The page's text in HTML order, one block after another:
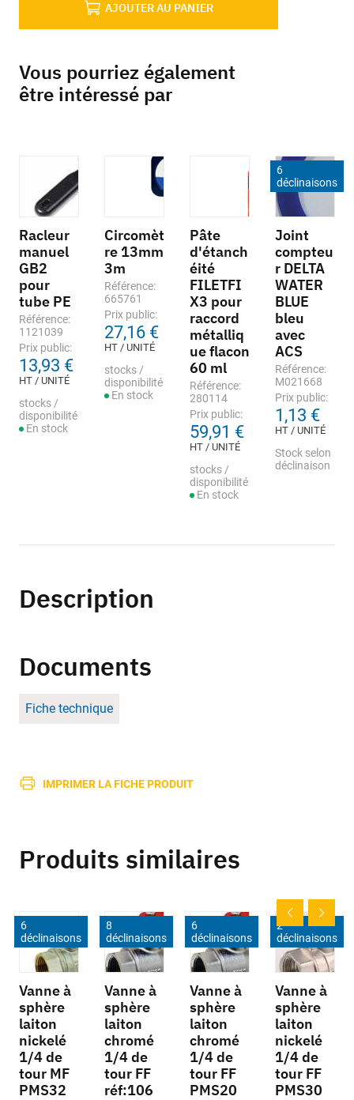
AJOUTER AU PANIER
Vous pourriez également
être intéressé par
Racleur
manuel
GB2
pour
tube PE
Référence:
1121039
Prix public:
13,93 €
HT / UNITÉ
stocks /
disponibilité
En stock
Circomèt
re 13mm
3m
Référence:
665761
Prix public:
27,16 €
HT / UNITÉ
stocks /
disponibilité
En stock
Pâte
d'étanch
éité
FILETFI
X3 pour
raccord
métalliq
ue flacon
60 ml
Référence:
280114
Prix public:
59,91 €
HT / UNITÉ
stocks /
disponibilité
En stock
6
déclinaisons
Joint
compteu
r DELTA
WATER
BLUE
bleu
avec
ACS
Référence:
M021668
Prix public:
1,13 €
HT / UNITÉ
Stock selon
déclinaison
Description
Documents
Fiche technique
IMPRIMER LA FICHE PRODUIT
Produits similaires
6
déclinaisons
Vanne à
sphère
laiton
nickelé
1/4 de
tour MF
PMS32
8
déclinaisons
Vanne à
sphère
laiton
chromé
1/4 de
tour FF
réf:106
6
déclinaisons
Vanne à
sphère
laiton
chromé
1/4 de
tour FF
PMS20
2
déclinaisons
Vanne à
sphère
laiton
nickelé
1/4 de
tour FF
PMS30